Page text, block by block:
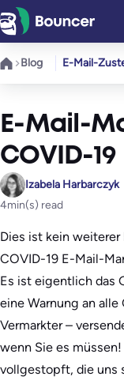
Zum
Inhalt
springen
Blog E-Mail-
E-Mail-
COVID-19
Izabela Harbarczyk
4min(s) read
Dies ist kein
COVID-19 E-Mail-
Es ist eigentlich das
eine Warnung an
Vermarkter –
wenn Sie es
vollgestopft, die uns